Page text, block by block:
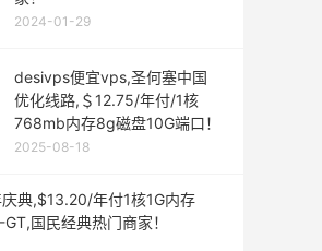
2024-01-29
desivps便宜vps,圣何塞中国
优化线路,＄12.75/年付/1核
768mb内存8g磁盘10G端口！
2025-08-18
典,$13.20/年付1核1G内存
国民经典热门商家！